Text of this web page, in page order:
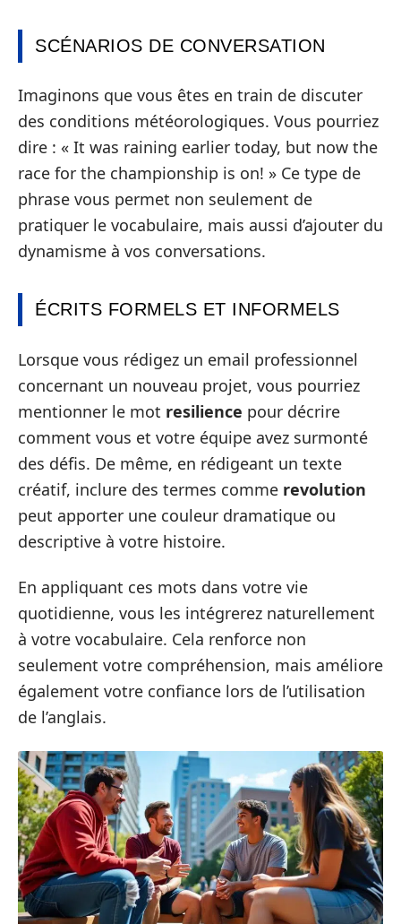
SCÉNARIOS DE CONVERSATION
Imaginons que vous êtes en train de discuter
des conditions météorologiques. Vous pourriez
dire : « It was raining earlier today, but now the
race for the championship is on! » Ce type de
phrase vous permet non seulement de
pratiquer le vocabulaire, mais aussi d’ajouter du
dynamisme à vos conversations.
ÉCRITS FORMELS ET INFORMELS
Lorsque vous rédigez un email professionnel
concernant un nouveau projet, vous pourriez
mentionner le mot resilience pour décrire
comment vous et votre équipe avez surmonté
des défis. De même, en rédigeant un texte
créatif, inclure des termes comme revolution
peut apporter une couleur dramatique ou
descriptive à votre histoire.
En appliquant ces mots dans votre vie
quotidienne, vous les intégrerez naturellement
à votre vocabulaire. Cela renforce non
seulement votre compréhension, mais améliore
également votre confiance lors de l’utilisation
de l’anglais.